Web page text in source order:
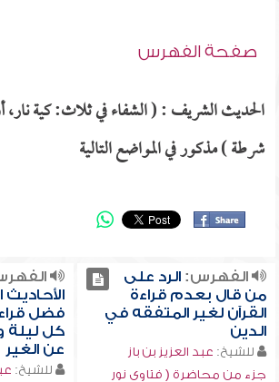
صفحة الفهرس
الحديث الشريف : ( الشفاء في ثلاث: كية
شرطة ) مذكور في المواضع التالية
الفهرس:الرد على
من قال بعدم قراءة
القرآن لغير المتفقه في
الدين
للشيخ: عبد العزيز بن باز
جزء من محاضرة ( فتاوى نور
الأحاديث
فضل
كل ليلة
عن الغير
للشيخ: